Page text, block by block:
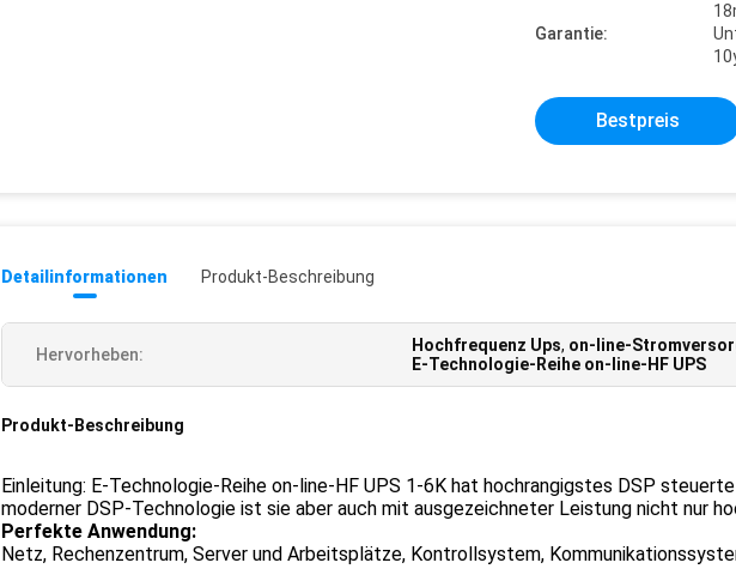
Garantie:
Bestpreis
Detailinformationen Produkt-Beschreibung
Hervorheben: Hochfrequenz Ups, on-line-
E-Technologie-Reihe on-line-HF UPS
Produkt-Beschreibung
Einleitung: E-Technologie-Reihe on-line-HF UPS 1-6K hat hochrangigstes DSP
moderner DSP-Technologie ist sie aber auch mit ausgezeichneter Leistung nicht nur
Perfekte Anwendung:
Netz, Rechenzentrum, Server und Arbeitsplätze, Kontrollsystem,